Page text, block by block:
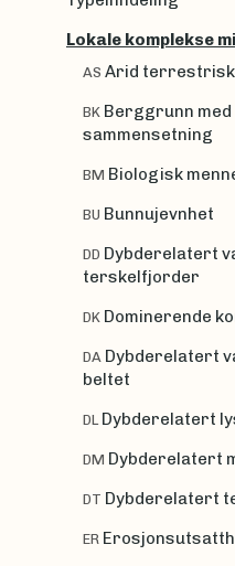
Lokale komplekse
AS Arid
BK Berggrunn med
sammensetning
BM Biologisk
BU Bunnujevnhet
DD Dybderelatert
terskelfjorder
DK Dominerende
DA Dybderelatert
beltet
DL Dybderelatert
DM Dybderelatert
DT Dybderelatert
ER